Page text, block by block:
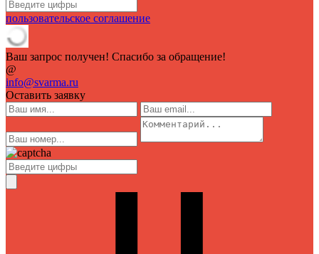
пользовательское соглашение
Ваш запрос получен! Спасибо за обращение!
@
info@svarma.ru
Оставить заявку